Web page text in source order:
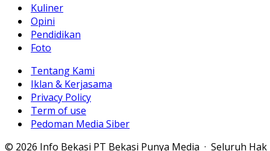
Kuliner
Opini
Pendidikan
Foto
Tentang Kami
Iklan & Kerjasama
Privacy Policy
Term of use
Pedoman Media Siber
© 2026 Info Bekasi PT Bekasi Punya Media · Seluruh Hak